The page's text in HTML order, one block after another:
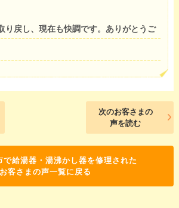
り戻し、現在も快調です。ありがとうご
次のお客さまの
声を読む
で給湯器・湯沸かし器を修理された
お客さまの声一覧に戻る